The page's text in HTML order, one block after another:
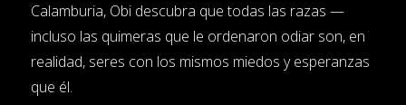
Calamburia, Obi descubra que todas las razas —
incluso las quimeras que le ordenaron odiar son, en
realidad, seres con los mismos miedos y esperanzas
que él.